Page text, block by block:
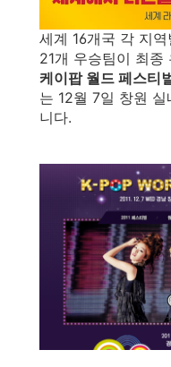
세계 16개국 각 지
21개 우승팀이 최종
케이팝 월드 페스티
는 12월 7일 창원
니다.